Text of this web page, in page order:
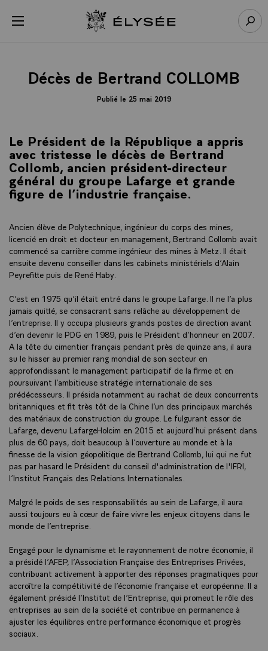
menu Retour à l’accueil Élysée
Décès de Bertrand COLLOMB
Publié le 25 mai 2019
Le Président de la République a appris
avec tristesse le décès de Bertrand
Collomb, ancien président-directeur
général du groupe Lafarge et grande
figure de l’industrie française.
Ancien élève de Polytechnique, ingénieur du corps des mines,
licencié en droit et docteur en management, Bertrand Collomb avait
commencé sa carrière comme ingénieur des mines à Metz. Il était
ensuite devenu conseiller dans les cabinets ministériels d’Alain
Peyrefitte puis de René Haby.
C’est en 1975 qu’il était entré dans le groupe Lafarge. Il ne l’a plus
jamais quitté, se consacrant sans relâche au développement de
l’entreprise. Il y occupa plusieurs grands postes de direction avant
d’en devenir le PDG en 1989, puis le Président d’honneur en 2007.
A la tête du cimentier français pendant près de quinze ans, il aura
su le hisser au premier rang mondial de son secteur en
approfondissant le management participatif de la firme et en
poursuivant l’ambitieuse stratégie internationale de ses
prédécesseurs. Il présida notamment au rachat de deux concurrents
britanniques et fit très tôt de la Chine l’un des principaux marchés
des matériaux de construction du groupe. Le fulgurant essor de
Lafarge, devenu LafargeHolcim en 2015 et aujourd’hui présent dans
plus de 60 pays, doit beaucoup à l’ouverture au monde et à la
finesse de la vision géopolitique de Bertrand Collomb, lui qui ne fut
pas par hasard le Président du conseil d'administration de l'IFRI,
l’Institut Français des Relations Internationales.
Malgré le poids de ses responsabilités au sein de Lafarge, il aura
aussi toujours eu à cœur de faire vivre les enjeux citoyens dans le
monde de l’entreprise.
Engagé pour le dynamisme et le rayonnement de notre économie, il
a présidé l’AFEP, l’Association Française des Entreprises Privées,
contribuant activement à apporter des réponses pragmatiques pour
accroître la compétitivité de l’économie française et européenne. Il a
également présidé l’Institut de l’Entreprise, qui promeut le rôle des
entreprises au sein de la société et contribue en permanence à
ajuster les équilibres entre performance économique et progrès
sociaux.
Panneau de gestion des cookies